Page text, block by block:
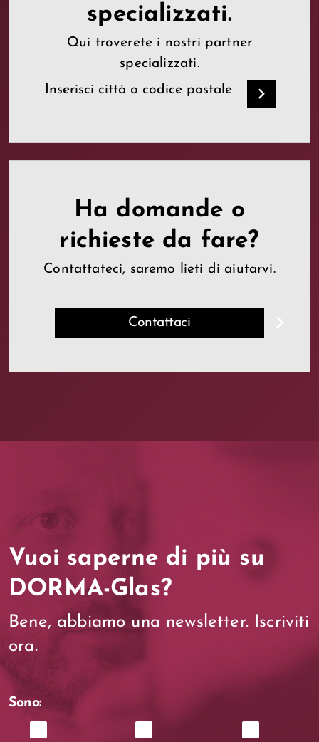
specializzati.
Qui troverete i nostri partner
specializzati.
Ha domande o
richieste da fare?
Contattateci, saremo lieti di aiutarvi.
Contattaci
Vuoi saperne di più su
DORMA-Glas?
Bene, abbiamo una newsletter. Iscriviti
ora.
Sono: